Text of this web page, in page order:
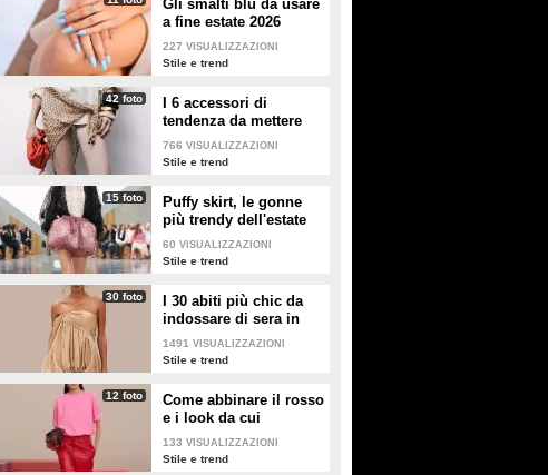
Gli smalti blu da usare
a fine estate 2026
227 VISUALIZZAZIONI
Stile e trend
42 foto
I 6 accessori di
tendenza da mettere
nella valigia dell'estate
2026
766 VISUALIZZAZIONI
Stile e trend
15 foto
Puffy skirt, le gonne
più trendy dell'estate
2026 sono quelle a
palloncino
60 VISUALIZZAZIONI
Stile e trend
30 foto
I 30 abiti più chic da
indossare di sera in
estate
1491 VISUALIZZAZIONI
Stile e trend
12 foto
Come abbinare il rosso
e i look da cui
prendere ispirazione
133 VISUALIZZAZIONI
Stile e trend
La frutta di stagione: cosa
comprare a gennaio
797086 Stile e trend